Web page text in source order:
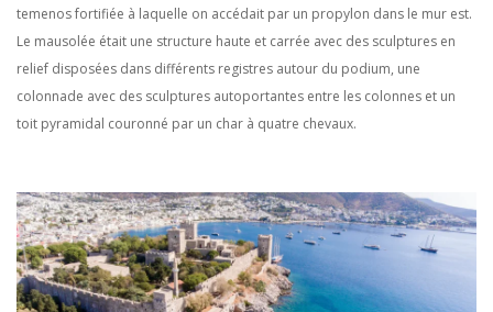
temenos fortifiée à laquelle on accédait par un propylon dans le mur est.
Le mausolée était une structure haute et carrée avec des sculptures en
relief disposées dans différents registres autour du podium, une
colonnade avec des sculptures autoportantes entre les colonnes et un
toit pyramidal couronné par un char à quatre chevaux.